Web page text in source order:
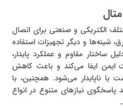
الکتریکی و صنعتی برای اتصال
شینه‌ها و دیگر تجهیزات استفاده
ساختار مقاوم و عملکرد پایدار،
ایمن ایفا می‌کند و باعث کاهش
یا ناپایدار می‌شود. همچنین، با
پاسخگوی نیازهای متنوع در انواع